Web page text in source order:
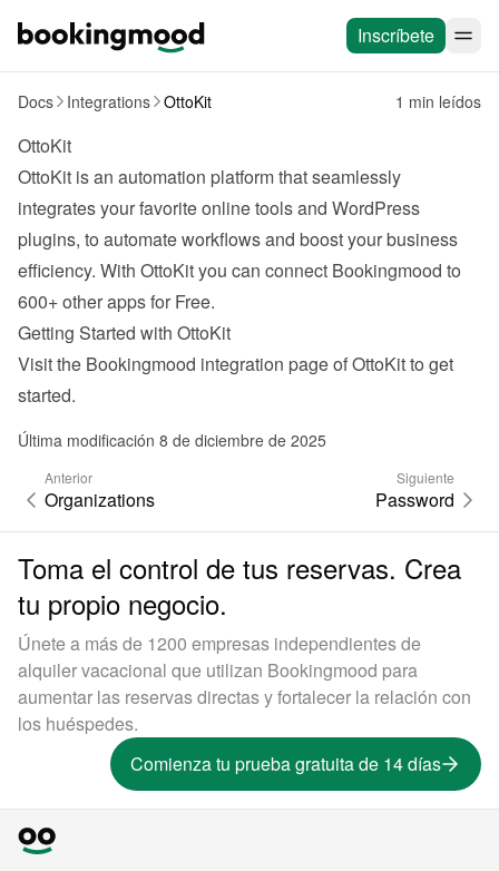
Inscríbete
Docs Integrations OttoKit 1 min leídos
OttoKit
OttoKit is an automation platform that seamlessly
integrates your favorite online tools and WordPress
plugins, to automate workflows and boost your business
efficiency. With OttoKit you can connect Bookingmood to
600+ other apps for Free.
Getting Started with OttoKit
Visit the Bookingmood integration page of OttoKit to get
started.
Última modificación 8 de diciembre de 2025
Anterior
Organizations
Siguiente
Password
Toma el control de tus reservas. Crea
tu propio negocio.
Únete a más de 1200 empresas independientes de
alquiler vacacional que utilizan Bookingmood para
aumentar las reservas directas y fortalecer la relación con
los huéspedes.
Comienza tu prueba gratuita de 14 días